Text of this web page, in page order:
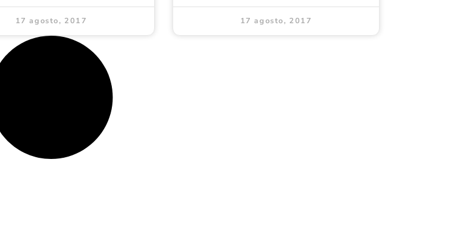
17 agosto, 2017 17 agosto, 2017